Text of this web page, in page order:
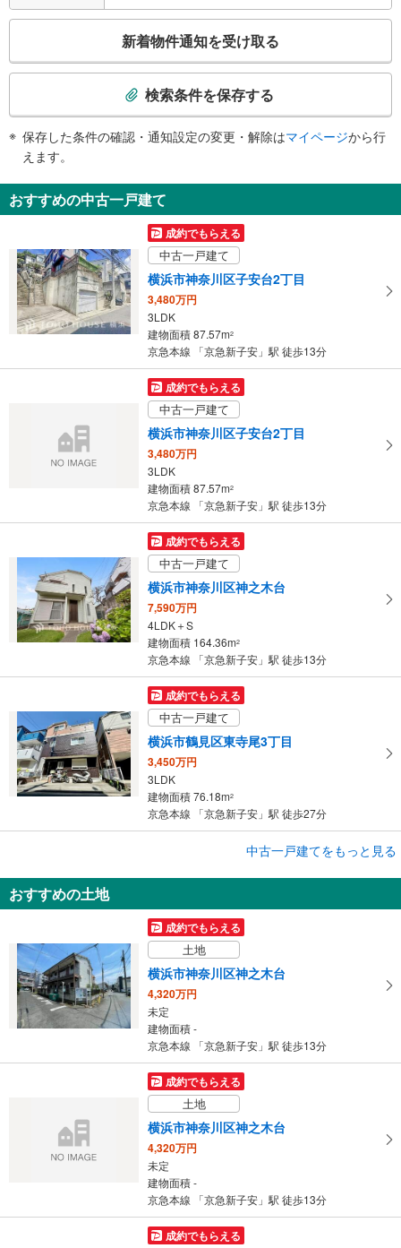
トイレ
スロープ
・ＡＥＤ
検
知
を
け
取
る
・
条
存
る
新着物件通知を受け取る
検索条件を保存する
保存した条件の確認・通知設定の変更・解除はマイページから行
えます。
おすすめの中古一戸建て
成約でもらえる
中古一戸建て
横浜市神奈川区子安台2丁目
3,480万円
3LDK
建物面積 87.57m2
京急本線 「京急新子安」駅 徒歩13分
成約でもらえる
中古一戸建て
横浜市神奈川区子安台2丁目
3,480万円
3LDK
建物面積 87.57m2
京急本線 「京急新子安」駅 徒歩13分
成約でもらえる
中古一戸建て
横浜市神奈川区神之木台
7,590万円
4LDK＋S
建物面積 164.36m2
京急本線 「京急新子安」駅 徒歩13分
成約でもらえる
中古一戸建て
横浜市鶴見区東寺尾3丁目
3,450万円
3LDK
建物面積 76.18m2
京急本線 「京急新子安」駅 徒歩27分
3,480万円
3LDK
建物面積 87.57m
京急本線 「京急新子安」駅 徒歩13分
中古一戸建てをもっと見る
おすすめの土地
成約でもらえる
土地
横浜市神奈川区神之木台
4,320万円
未定
建物面積 -
京急本線 「京急新子安」駅 徒歩13分
成約でもらえる
土地
横浜市神奈川区神之木台
4,320万円
未定
建物面積 -
京急本線 「京急新子安」駅 徒歩13分
成約でもらえる